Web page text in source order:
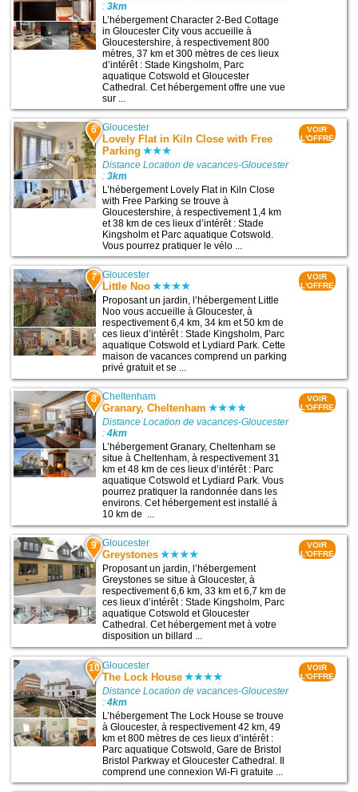
:3km
L’hébergement Character 2-Bed Cottage
in Gloucester City vous accueille à
Gloucestershire, à respectivement 800
mètres, 37 km et 300 mètres de ces lieux
d’intérêt : Stade Kingsholm, Parc
aquatique Cotswold et Gloucester
Cathedral. Cet hébergement offre une vue
sur ...
6 Gloucester
Lovely Flat in Kiln Close with Free
Parking
Distance Location de vacances-Gloucester
:3km
L’hébergement Lovely Flat in Kiln Close
with Free Parking se trouve à
Gloucestershire, à respectivement 1,4 km
et 38 km de ces lieux d’intérêt : Stade
Kingsholm et Parc aquatique Cotswold.
Vous pourrez pratiquer le vélo ...
VOIR
L'OFFRE
7 Gloucester
Little Noo
Proposant un jardin, l’hébergement Little
Noo vous accueille à Gloucester, à
respectivement 6,4 km, 34 km et 50 km de
ces lieux d’intérêt : Stade Kingsholm, Parc
aquatique Cotswold et Lydiard Park. Cette
maison de vacances comprend un parking
privé gratuit et se ...
VOIR
L'OFFRE
8 Cheltenham
Granary, Cheltenham
Distance Location de vacances-Gloucester
:4km
L’hébergement Granary, Cheltenham se
situe à Cheltenham, à respectivement 31
km et 48 km de ces lieux d’intérêt : Parc
aquatique Cotswold et Lydiard Park. Vous
pourrez pratiquer la randonnée dans les
environs. Cet hébergement est installé à
10 km de ...
VOIR
L'OFFRE
9 Gloucester
Greystones
Proposant un jardin, l’hébergement
Greystones se situe à Gloucester, à
respectivement 6,6 km, 33 km et 6,7 km de
ces lieux d’intérêt : Stade Kingsholm, Parc
aquatique Cotswold et Gloucester
Cathedral. Cet hébergement met à votre
disposition un billard ...
VOIR
L'OFFRE
10 Gloucester
The Lock House
Distance Location de vacances-Gloucester
:4km
L’hébergement The Lock House se trouve
à Gloucester, à respectivement 42 km, 49
km et 800 mètres de ces lieux d’intérêt :
Parc aquatique Cotswold, Gare de Bristol
Bristol Parkway et Gloucester Cathedral. Il
comprend une connexion Wi-Fi gratuite ...
VOIR
L'OFFRE